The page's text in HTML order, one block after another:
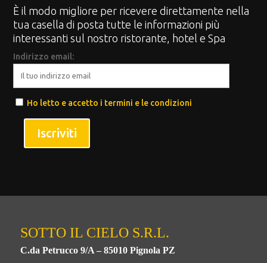
È il modo migliore per ricevere direttamente nella
tua casella di posta tutte le informazioni più
interessanti sul nostro ristorante, hotel e Spa
Indirizzo email:
Ho letto e accetto i termini e le condizioni
SOTTO IL CIELO S.R.L.
C.da Petrucco 9/A – 85010 Pignola PZ